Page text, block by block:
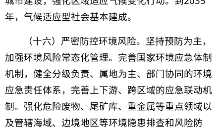
年，气候适应型社会基本建成。
（十六）严密防控环境风险。坚持预防为主，
加强环境风险常态化管理。完善国家环境应急体制
机制，健全分级负责、属地为主、部门协同的环境
应急责任体系，完善上下游、跨区域的应急联动机
制。强化危险废物、尾矿库、重金属等重点领域以
及管辖海域、边境地区等环境隐患排查和风险防